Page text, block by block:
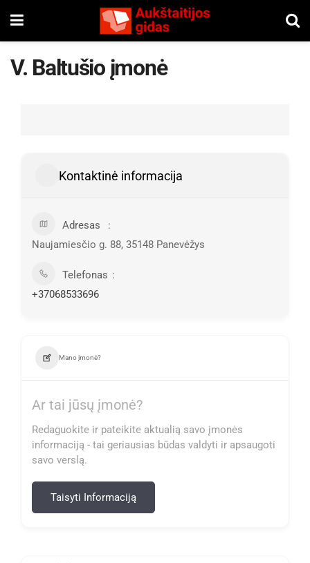
V. Baltušio įmonė
Kontaktinė informacija
Adresas
Naujamiesčio g. 88, 35148 Panevėžys
Telefonas
+37068533696
Mano įmonė?
Ar tai jūsų įmonė?
Redaguokite ir pateikite aktualią savo įmonės
informaciją - tai geriausias būdas valdyti ir apsaugoti
savo verslą.
Taisyti Informaciją